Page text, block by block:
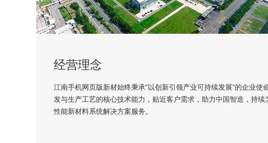
经营理念
江南手机网页版新材始终秉承“以创新引领产业可持续发展”的企业使
发与生产工艺的核心技术能力，贴近客户需求，助力中国智造，持
性能新材料系统解决方案服务。